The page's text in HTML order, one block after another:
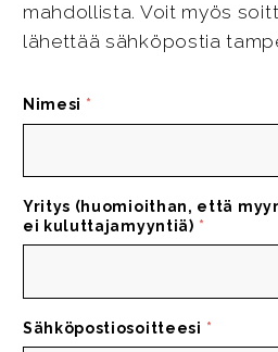
mahdollista. Voit myös
lähettää sähköpostia
Nimesi *
Yritys (huomioithan, että
ei kuluttajamyyntiä) *
Sähköpostiosoitteesi *